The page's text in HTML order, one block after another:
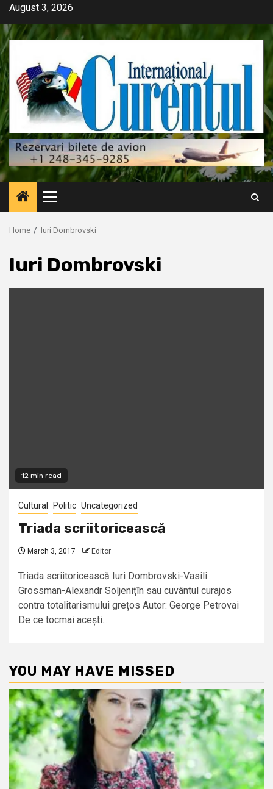
Skip
content
August 3, 2026
Primary
Menu
Home Iuri Dombrovski
Iuri Dombrovski
12 min read
Cultural Politic Uncategorized
Triada scriitoricească
March 3, 2017 Editor
Triada scriitoricească Iuri Dombrovski-Vasili
Grossman-Alexandr Soljenițîn sau cuvântul curajos
contra totalitarismului grețos Autor: George Petrovai
De ce tocmai acești...
YOU MAY HAVE MISSED